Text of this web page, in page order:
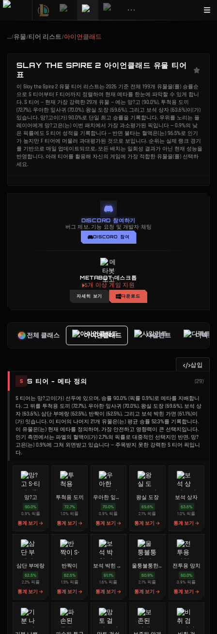
•••
…/유물/티어 리스트/아이언클래드
SLAY THE SPIRE 2 아이언클래드 유물 티어
표
이 Slay the Spire 2 유물 티어 리스트는 2026 기준 전체 199개 유물을(를) 승률순
으로 S 티어부터 F 티어까지 정렬하여 현재 메타를 한눈에 파악할 수 있게 합니
다. S 티어 — 현재 가장 강력한 29개 유물 — 에는 망?고 (90.0%), 투척용 도끼
(72.7%), 우아한 잎사귀 (70.0%), 왕실 도장 (69.6%), 그리고 보석 상자 (63.6%)이(가)
있습니다. 망?고이(가) 90.0%로 단일 최고 승률을 기록합니다. 우위를 노리는 플
레이어에게 망?고은(는) 이번 패치에서 가장 과소평가된 픽입니다 — 0.9%의 낮
은 픽률에도 S 티어 성적을 기록합니다 — 반면 불타는 혈액은(는) 96.5%로 인기
가 높지만 F 티어에 머물러 과대평가된 것으로 보입니다. 순위는 실제 랭크 경기
를 기반으로 매일 업데이트되므로, 모든 배치는 일회성 결과가 아닌 현재 성능을
반영합니다. 아래 티어를 활용해 자신의 게임에 가장 적합한 유물을(를) 선택하
세요.
DISCORD 참여하기
버그 제보, 기능 요청 및 개발자 채팅
DISCORD 참여
METABOT 데스크톱
5개 이상 게임 지원
자세히 보기 다운로드
전체 클래스 아이언클래드 사일런트 디펙트
삽입
S S 티어 - 메타 정의 (29)
S 티어는 망?고이(가) 선두에 있으며, 승률 90.0% (픽률 0.9%)로 메타를 지배합니
다. 그 뒤를 투척용 도끼 (72.7%), 우아한 잎사귀 (70.0%), 왕실 도장 (69.6%), 보석 상
자 (63.6%), 삼단 부메랑 (62.5%), 반짝이 (62.5%), 그리고 보석 박힌 가면 (61.1%)이
(가) 잇습니다. 이 티어의 나머지 21개 유물은(는) 평균 승률 52.3%를 기록합니다.
이 유물은(는) 현재 메타를 정의하며, 가장 안전하고 영향력이 큰 선택지입니다.
인기 측면에서는 파엘의 혈액이(가) 2.7%의 픽률로 대중적인 선택지인 반면, 망?
고은(는) 0.9%에 그쳐 외면받고 있습니다 — 주목받지 못한 강력한 S 티어 픽입니
다.
망?고
90.0%
0.9% 픽률
통계 보기 →
투척용 도끼
72.7%
1.0%픽률
통계 보기 →
우아한 잎사귀
70.0%
0.9%픽률
통계 보기 →
왕실 도장
69.6%
2.1%픽률
통계 보기 →
보석 상자
63.6%
1.0%픽률
통계 보기 →
삼단 부메랑
62.5%
2.2% 픽률
통계 보기 →
반짝이
62.5%
1.5% 픽률
통계 보기 →
보석 박힌 가면
61.1%
1.6%픽률
통계 보기 →
울퉁불퉁한 망치
60.9%
2.1%픽률
통계 보기 →
전투용 망치
60.0%
0.9%픽률
통계 보기 →